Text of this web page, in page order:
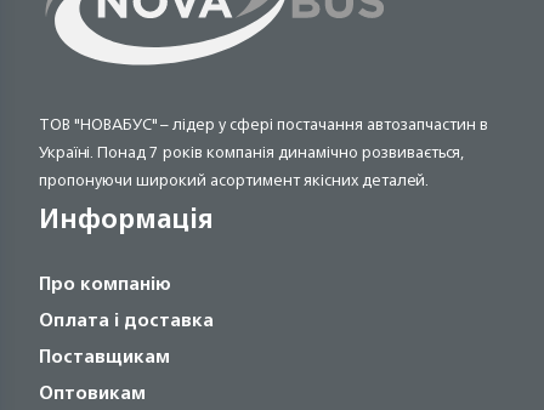
ТОВ "НОВАБУС" – лідер у сфері постачання автозапчастин в
Україні. Понад 7 років компанія динамічно розвивається,
пропонуючи широкий асортимент якісних деталей.
Информація
Про компанію
Оплата і доставка
Поставщикам
Оптовикам